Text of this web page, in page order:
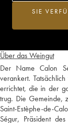
Über das Weingut
Der Name Calon
verankert.
errichtet, die in der
trug. Die Gemeinde,
Saint-Estèphe-de-
Ségur, Präsident
SIE